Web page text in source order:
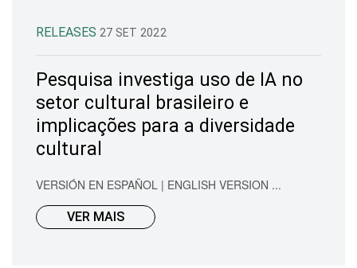
RELEASES 27 SET 2022
Pesquisa investiga uso de IA no
setor cultural brasileiro e
implicações para a diversidade
cultural
VERSIÓN EN ESPAÑOL | ENGLISH VERSION ...
VER MAIS